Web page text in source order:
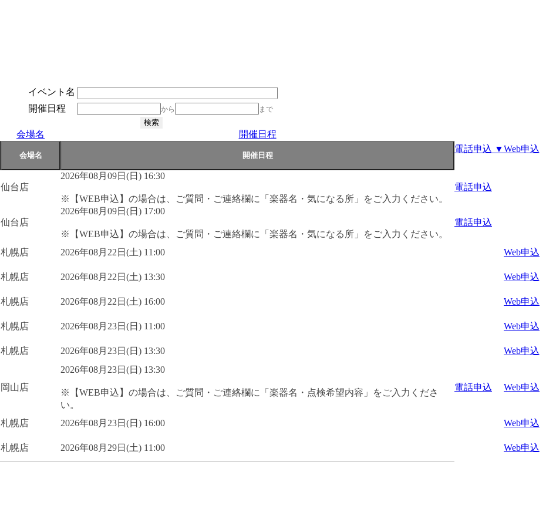
イベント名
開催日程
から まで
会場名
開催日程
電話申込 ▼Web申込
仙台店
2026年08月09日(日) 16:30
※【WEB申込】の場合は、ご質問・ご連絡欄に「楽器名・気になる所」をご入力ください。
電話申込
仙台店
2026年08月09日(日) 17:00
※【WEB申込】の場合は、ご質問・ご連絡欄に「楽器名・気になる所」をご入力ください。
電話申込
札幌店 2026年08月22日(土) 11:00
Web申込
札幌店 2026年08月22日(土) 13:30
Web申込
札幌店 2026年08月22日(土) 16:00
Web申込
札幌店 2026年08月23日(日) 11:00
Web申込
札幌店 2026年08月23日(日) 13:30 Web申込
岡山店
2026年08月23日(日) 13:30
※【WEB申込】の場合は、ご質問・ご連絡欄に「楽器名・点検希望内容」をご入力くださ
い。
電話申込 Web申込
札幌店 2026年08月23日(日) 16:00
Web申込
札幌店 2026年08月29日(土) 11:00 Web申込